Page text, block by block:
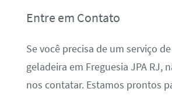
Entre em Contato
Se você precisa de um serviço
geladeira em Freguesia JPA RJ,
nos contatar. Estamos prontos